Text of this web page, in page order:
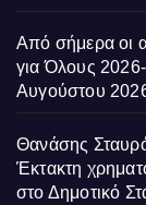
Από σήμερα οι
για Όλους
Αυγούστου
Θανάσης
Έκτακτη
στο Δημοτικό